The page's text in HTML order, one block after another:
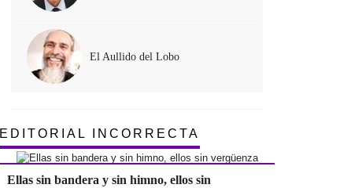
El Aullido del Lobo
EDITORIAL INCORRECTA
Ellas sin bandera y sin himno, ellos sin